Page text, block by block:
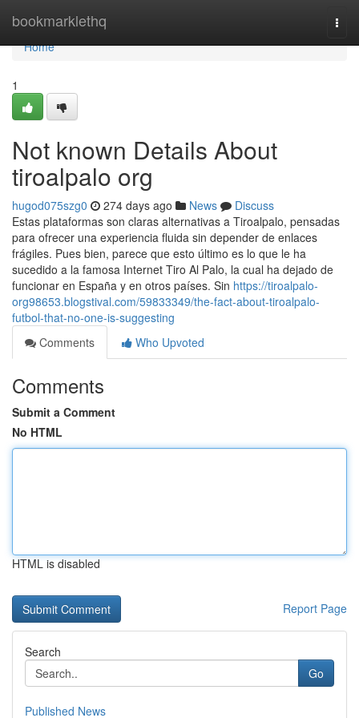
bookmarklethq
Home
Home
1
Not known Details About
tiroalpalo org
hugod075szg0 274 days ago News
Discuss
Estas plataformas son claras alternativas a Tiroalpalo, pensadas
para ofrecer una experiencia fluida sin depender de enlaces
frágiles. Pues bien, parece que esto último es lo que le ha
sucedido a la famosa Internet Tiro Al Palo, la cual ha dejado de
funcionar en España y en otros países. Sin https://tiroalpalo-
org98653.blogstival.com/59833349/the-fact-about-tiroalpalo-
futbol-that-no-one-is-suggesting
Comments
Who Upvoted
Comments
Submit a Comment
No HTML
HTML is disabled
Report Page
Search
Go
Published News